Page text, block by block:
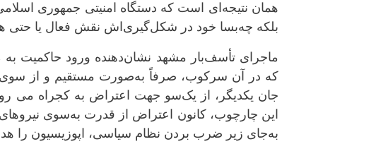
همان نتیجه‌ای است که دستگاه امنیتی جمهوری اسلامی
بلکه چه‌بسا خود در شکل‌گیری‌اش نقش فعال یا حتی
ماجرای تأسف‌بار مشهد نشان‌دهنده ورود حاکمیت
که در آن سرکوب، صرفاً به‌صورت مستقیم و از سوی
جان یکدیگر، از یک‌سو جهت اعتراض به کجراه می
این چارچوب، کانون اعتراض از قدرت به‌سوی
به‌جای زیر ضرب بردن نظام سیاسی، اپوزیسیون را